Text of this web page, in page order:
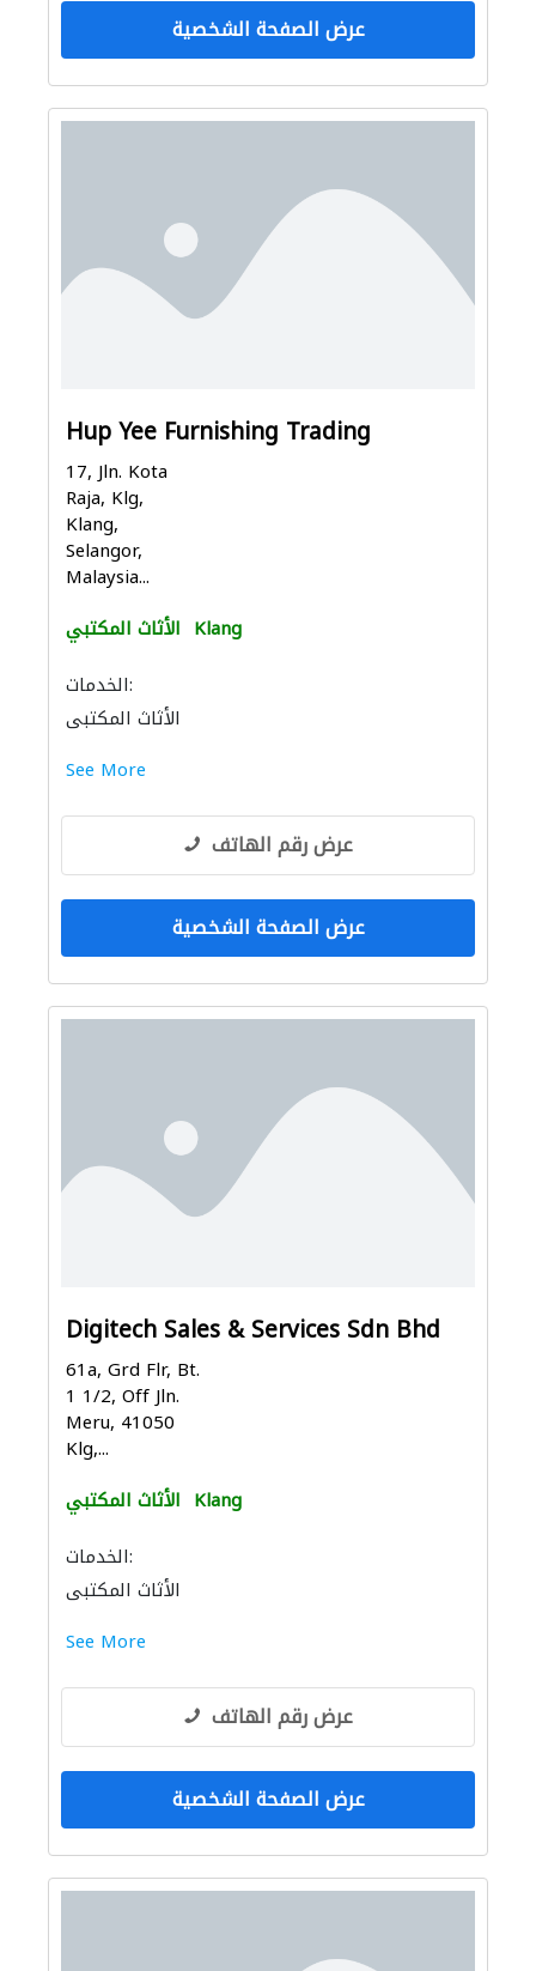
عرض الصفحة الشخصية
Hup Yee Furnishing Trading
17, Jln. Kota
Raja, Klg,
Klang,
Selangor,
Malaysia...
الأثاث المكتبي Klang
الخدمات:
الأثاث المكتبي
See More
عرض رقم الهاتف
عرض الصفحة الشخصية
Digitech Sales & Services Sdn Bhd
61a, Grd Flr, Bt.
1 1/2, Off Jln.
Meru, 41050
Klg,...
الأثاث المكتبي Klang
الخدمات:
الأثاث المكتبي
See More
عرض رقم الهاتف
عرض الصفحة الشخصية